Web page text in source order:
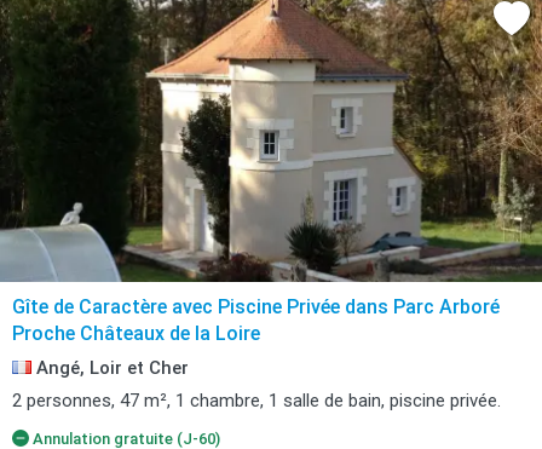
Gîte de Caractère avec Piscine Privée dans Parc Arboré
Proche Châteaux de la Loire
Angé, Loir et Cher
2 personnes, 47 m², 1 chambre, 1 salle de bain, piscine privée.
Annulation gratuite (J-60)